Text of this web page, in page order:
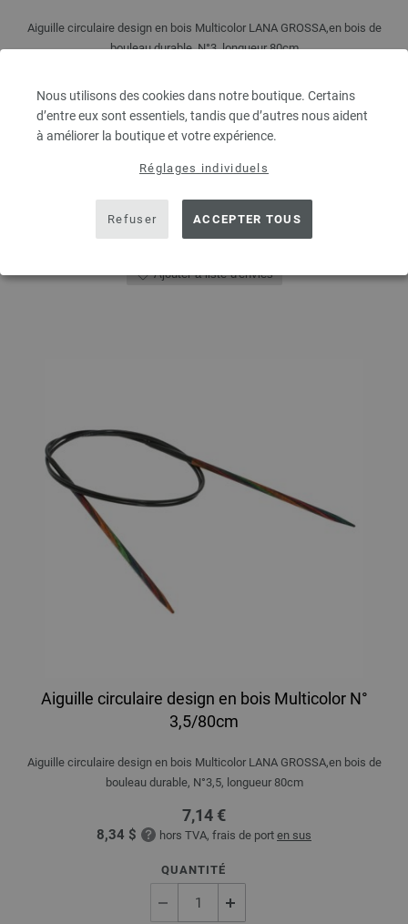
Nous utilisons des cookies dans notre boutique. Certains
d’entre eux sont essentiels, tandis que d’autres nous aident
à améliorer la boutique et votre expérience.
Réglages individuels
Refuser ACCEPTER TOUS
Aiguille circulaire design en bois Multicolor LANA GROSSA,en bois de
bouleau durable, N°3, longueur 80cm
8,34 $ hors TVA, frais de porten sus
QUANTITÉ
DANS LE PANIER
Ajouter à liste d'envies
Aiguille circulaire design en bois Multicolor N°
3,5/80cm
Aiguille circulaire design en bois Multicolor LANA GROSSA,en bois de
bouleau durable, N°3,5, longueur 80cm
7,14 €
8,34 $ hors TVA, frais de port en sus
QUANTITÉ